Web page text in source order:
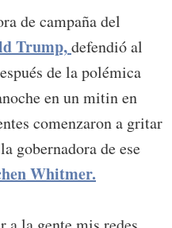
de campaña del
Trump,defendió al
de la polémica
en un mitin en
comenzaron a gritar
gobernadora de ese
Whitmer.